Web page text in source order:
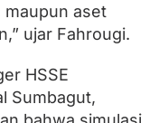
maupun aset
ujar Fahrougi.
HSSE
Sumbagut,